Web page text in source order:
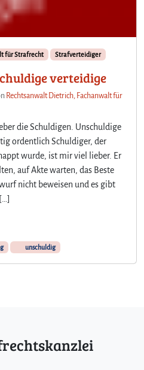
für Strafrecht Strafverteidiger
verteidige
Rechtsanwalt Dietrich, Fachanwalt für
die Schuldigen. Unschuldige
ordentlich Schuldiger, der
wurde, ist mir viel lieber. Er
auf Akte warten, das Beste
nicht beweisen und es gibt
unschuldig